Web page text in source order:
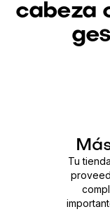
cabeza
Tu